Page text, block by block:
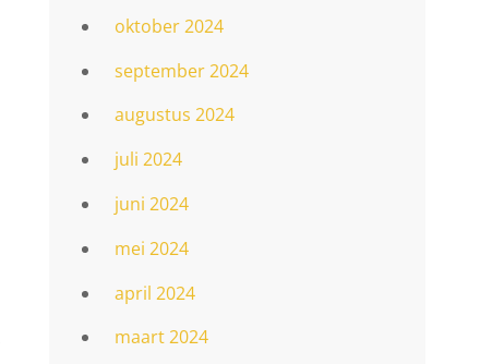
oktober 2024
september 2024
augustus 2024
juli 2024
juni 2024
mei 2024
april 2024
maart 2024